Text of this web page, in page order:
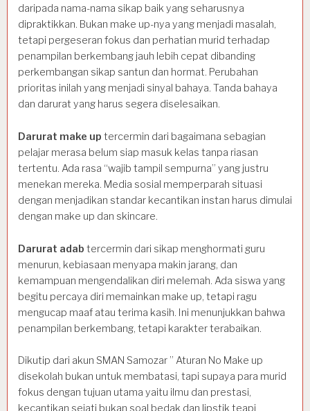
daripada nama-nama sikap baik yang seharusnya
dipraktikkan. Bukan make up-nya yang menjadi masalah,
tetapi pergeseran fokus dan perhatian murid terhadap
penampilan berkembang jauh lebih cepat dibanding
perkembangan sikap santun dan hormat. Perubahan
prioritas inilah yang menjadi sinyal bahaya. Tanda bahaya
dan darurat yang harus segera diselesaikan.
Darurat make up tercermin dari bagaimana sebagian
pelajar merasa belum siap masuk kelas tanpa riasan
tertentu. Ada rasa “wajib tampil sempurna” yang justru
menekan mereka. Media sosial memperparah situasi
dengan menjadikan standar kecantikan instan harus dimulai
dengan make up dan skincare.
Darurat adab tercermin dari sikap menghormati guru
menurun, kebiasaan menyapa makin jarang, dan
kemampuan mengendalikan diri melemah. Ada siswa yang
begitu percaya diri memainkan make up, tetapi ragu
mengucap maaf atau terima kasih. Ini menunjukkan bahwa
penampilan berkembang, tetapi karakter terabaikan.
Dikutip dari akun SMAN Samozar ” Aturan No Make up
disekolah bukan untuk membatasi, tapi supaya para murid
fokus dengan tujuan utama yaitu ilmu dan prestasi,
kecantikan sejati bukan soal bedak dan lipstik teapi